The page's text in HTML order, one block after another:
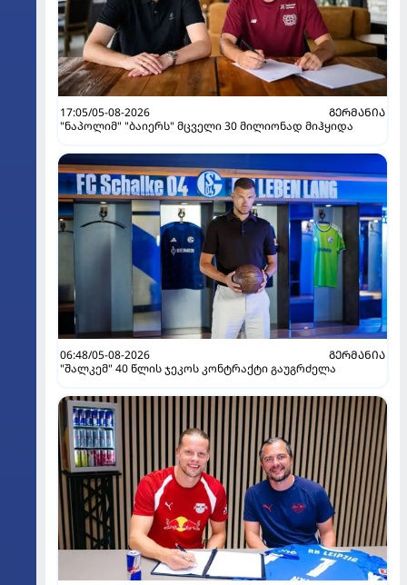
17:05/05-08-2026
ᲒᲔᲠᲛᲐᲜᲘᲐ
"ნაპოლიმ" "ბაიერს" მცველი 30 მილიონად მიჰყიდა
06:48/05-08-2026
ᲒᲔᲠᲛᲐᲜᲘᲐ
"შალკემ" 40 წლის ჯეკოს კონტრაქტი გაუგრძელა